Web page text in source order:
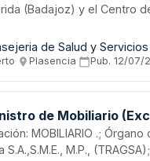
(Badajoz) y el Centro
descarga,
existentes, gestión de
aplicable.
de Salud y
· Plasencia· Pub.12/07/
de Mobiliario
Empresa de Transformación
S.A.,S.M.E., M.P.,